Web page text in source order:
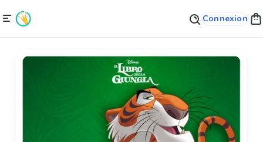
Connexion